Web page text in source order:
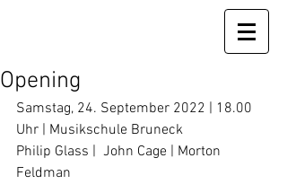
Opening
Samstag, 24. September 2022 | 18.00
Uhr | Musikschule Bruneck
Philip Glass |  John Cage | Morton
Feldman